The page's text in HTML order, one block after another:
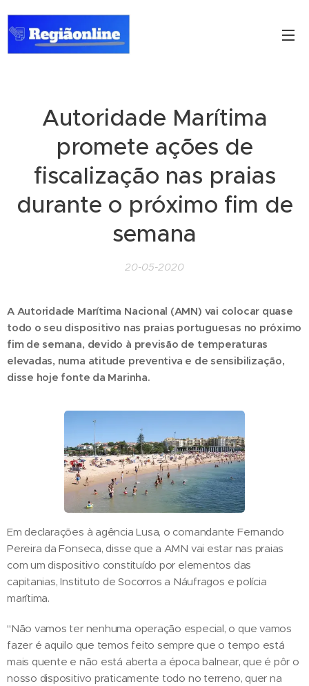
Autoridade Marítima
promete ações de
fiscalização nas praias
durante o próximo fim de
semana
20-05-2020
A Autoridade Marítima Nacional (AMN) vai colocar quase
todo o seu dispositivo nas praias portuguesas no próximo
fim de semana, devido à previsão de temperaturas
elevadas, numa atitude preventiva e de sensibilização,
disse hoje fonte da Marinha.
Em declarações à agência Lusa, o comandante Fernando
Pereira da Fonseca, disse que a AMN vai estar nas praias
com um dispositivo constituído por elementos das
capitanias, Instituto de Socorros a Náufragos e polícia
marítima.
"Não vamos ter nenhuma operação especial, o que vamos
fazer é aquilo que temos feito sempre que o tempo está
mais quente e não está aberta a época balnear, que é pôr o
nosso dispositivo praticamente todo no terreno, quer na